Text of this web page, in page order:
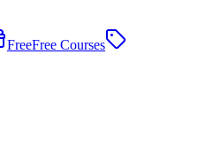
FreeFree Courses